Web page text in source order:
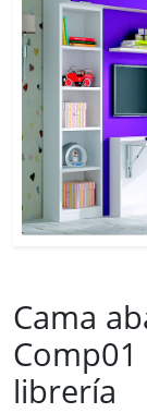
Cama
librería